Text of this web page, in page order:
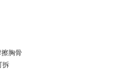
以上で送料無料
胸骨
拆